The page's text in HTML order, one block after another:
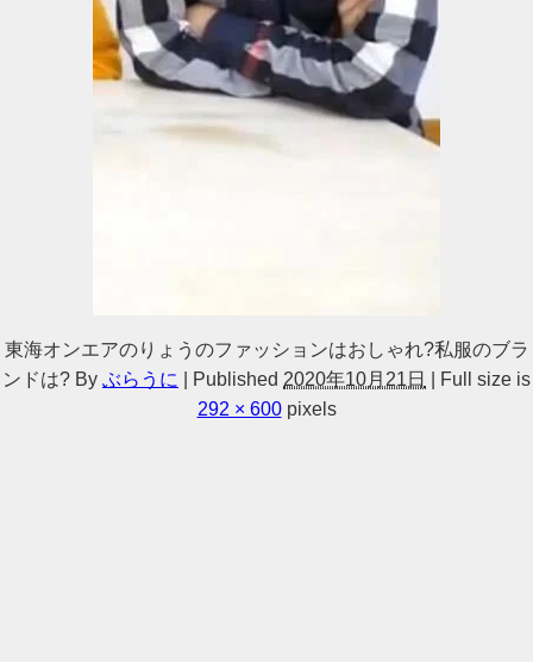
東海オンエアのりょうのファッションはおしゃれ?私服のブラ
ンドは? By ぶらうに Published 2020年10月21日
Full size is
292 × 600pixels